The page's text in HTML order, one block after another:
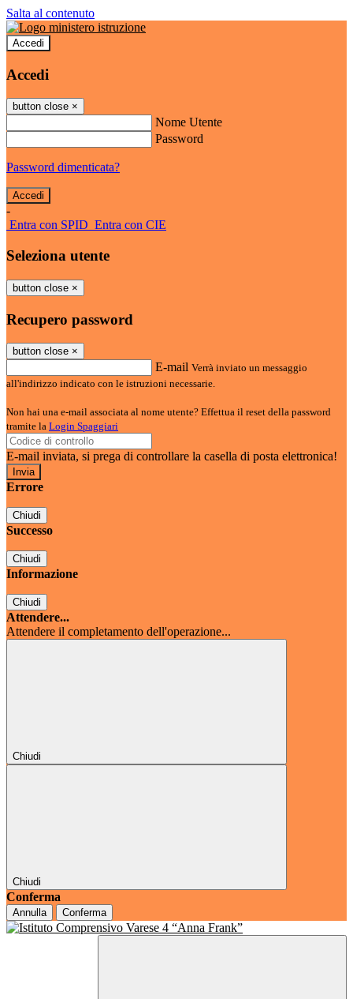
Salta al contenuto
Accedi
Accedi
button close ×
Nome Utente
Password
Password dimenticata?
-
Entra con SPID Entra con CIE
Seleziona utente
button close ×
Recupero password
button close ×
E-mail Verrà inviato un messaggio
all'indirizzo indicato con le istruzioni necessarie.
Non hai una e-mail associata al nome utente? Effettua il reset della password
tramite la Login Spaggiari
E-mail inviata, si prega di controllare la casella di posta elettronica!
Errore
Chiudi
Successo
Chiudi
Informazione
Chiudi
Attendere...
Attendere il completamento dell'operazione...
Chiudi
Chiudi
Conferma
Annulla Conferma